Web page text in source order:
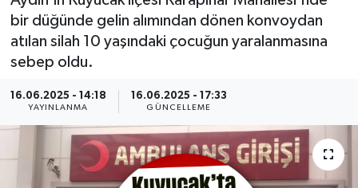
bir düğünde gelin alımından dönen konvoydan
atılan silah 10 yaşındaki çocuğun yaralanmasına
sebep oldu.
16.06.2025 - 14:18
YAYINLANMA
16.06.2025 - 17:33
GÜNCELLEME
Eğitim
Kültür Sanat
Spor
Tüm Manşetler
Son Dakika Haberleri
Haber Arşivi